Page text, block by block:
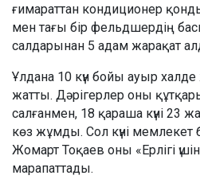
ғимараттан кондиционер
мен тағы бір фельдшердің
салдарынан 5 адам жарақат
Ұлдана 10 күн бойы ауыр халде
жатты. Дәрігерлер оны
салғанмен, 18 қараша күні 23
көз жұмды. Сол күні
Жомарт Тоқаев оны «Ерлігі
марапаттады.